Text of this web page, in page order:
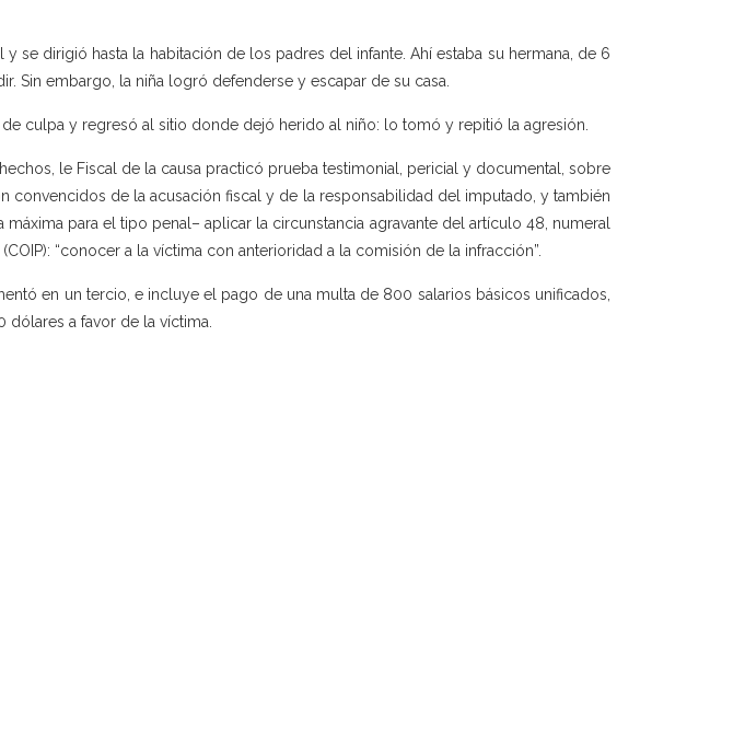
se dirigió hasta la habitación de los padres del infante. Ahí estaba su hermana, de 6
Sin embargo, la niña logró defenderse y escapar de su casa.
culpa y regresó al sitio donde dejó herido al niño: lo tomó y repitió la agresión.
le Fiscal de la causa practicó prueba testimonial, pericial y documental, sobre
convencidos de la acusación fiscal y de la responsabilidad del imputado, y también
para el tipo penal– aplicar la circunstancia agravante del artículo 48, numeral
“conocer a la víctima con anterioridad a la comisión de la infracción”.
en un tercio, e incluye el pago de una multa de 800 salarios básicos unificados,
a favor de la víctima.